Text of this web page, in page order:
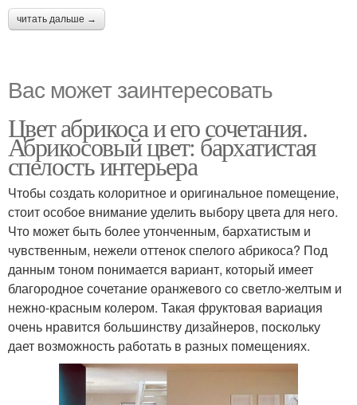
читать дальше →
Вас может заинтересовать
Цвет абрикоса и его сочетания.
Абрикосовый цвет: бархатистая
спелость интерьера
Чтобы создать колоритное и оригинальное помещение,
стоит особое внимание уделить выбору цвета для него.
Что может быть более утонченным, бархатистым и
чувственным, нежели оттенок спелого абрикоса? Под
данным тоном понимается вариант, который имеет
благородное сочетание оранжевого со светло-желтым и
нежно-красным колером. Такая фруктовая вариация
очень нравится большинству дизайнеров, поскольку
дает возможность работать в разных помещениях.